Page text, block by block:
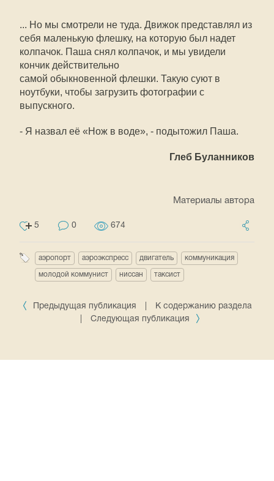
... Но мы смотрели не туда. Движок представлял из
себя маленькую флешку, на которую был надет
колпачок. Паша снял колпачок, и мы увидели
кончик действительно
самой обыкновенной флешки. Такую суют в
ноутбуки, чтобы загрузить фотографии с
выпускного.
- Я назвал её «Нож в воде», - подытожил Паша.
Глеб Буланников
Материалы автора
5 0 674
аэропорт аэроэкспресс двигатель коммуникация
молодой коммунист ниссан таксист
Предыдущая публикация
К содержанию раздела
Следующая публикация